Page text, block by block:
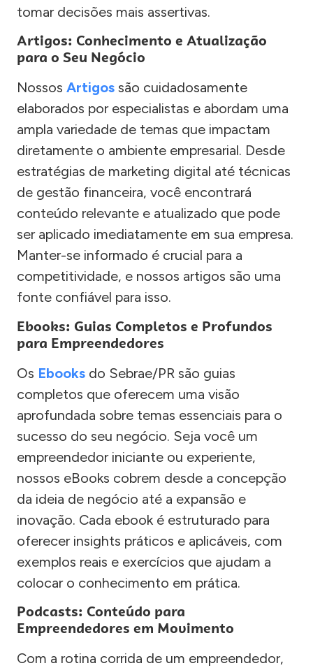
tomar decisões mais assertivas.
Artigos: Conhecimento e Atualização
para o Seu Negócio
Nossos Artigos são cuidadosamente
elaborados por especialistas e abordam uma
ampla variedade de temas que impactam
diretamente o ambiente empresarial. Desde
estratégias de marketing digital até técnicas
de gestão financeira, você encontrará
conteúdo relevante e atualizado que pode
ser aplicado imediatamente em sua empresa.
Manter-se informado é crucial para a
competitividade, e nossos artigos são uma
fonte confiável para isso.
Ebooks: Guias Completos e Profundos
para Empreendedores
Os Ebooks do Sebrae/PR são guias
completos que oferecem uma visão
aprofundada sobre temas essenciais para o
sucesso do seu negócio. Seja você um
empreendedor iniciante ou experiente,
nossos eBooks cobrem desde a concepção
da ideia de negócio até a expansão e
inovação. Cada ebook é estruturado para
oferecer insights práticos e aplicáveis, com
exemplos reais e exercícios que ajudam a
colocar o conhecimento em prática.
Podcasts: Conteúdo para
Empreendedores em Movimento
Com a rotina corrida de um empreendedor,